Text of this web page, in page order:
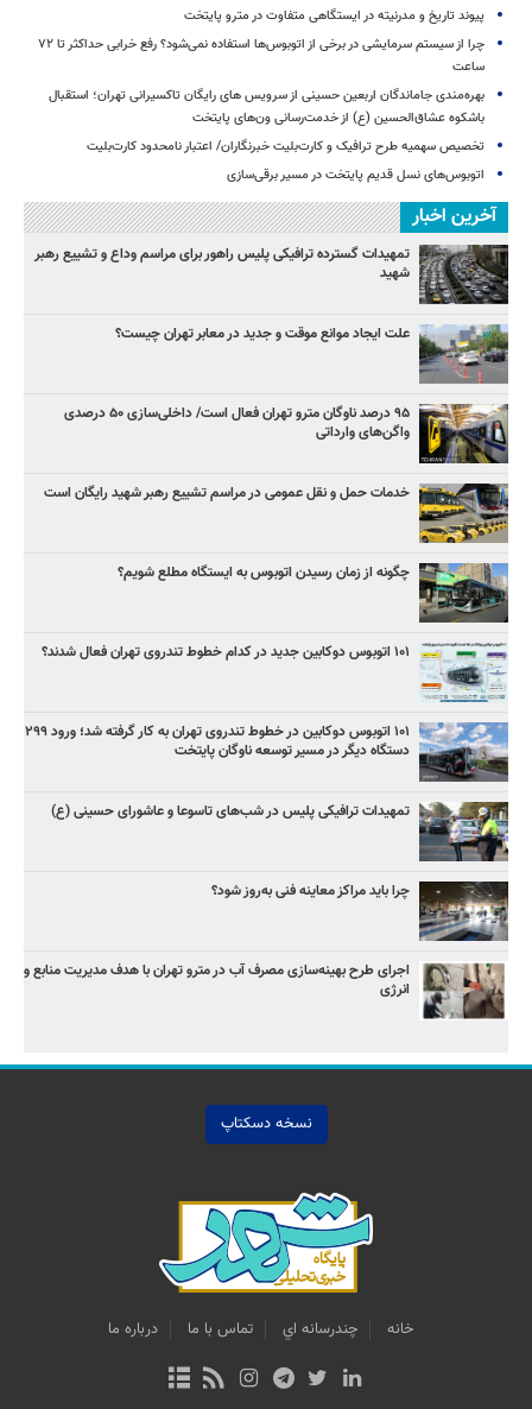
پیوند تاریخ و مدرنیته در ایستگاهی متفاوت در مترو پایتخت
چرا از سیستم سرمایشی در برخی از اتوبوس‌ها استفاده نمی‌شود؟ رفع خرابی حداکثر تا ۷۲
ساعت
بهره‌مندی جاماندگان اربعین حسینی از سرویس‌ های رایگان تاکسیرانی تهران؛ استقبال
باشکوه عشاق‌الحسین (ع) از خدمت‌رسانی ون‌های پایتخت
تخصیص سهمیه طرح ترافیک و کارت‌بلیت خبرنگاران/ اعتبار نامحدود کارت‌بلیت
اتوبوس‌های نسل قدیم پایتخت در مسیر برقی‌سازی
آخرین اخبار
تمهیدات گسترده ترافیکی پلیس راهور برای مراسم وداع و تشییع رهبر
شهید
علت ایجاد موانع موقت و جدید در معابر تهران چیست؟
۹۵ درصد ناوگان مترو تهران فعال است/ داخلی‌سازی ۵۰ درصدی
واگن‌های وارداتی
خدمات حمل و نقل عمومی در مراسم تشییع رهبر شهید رایگان است
چگونه از زمان رسیدن اتوبوس به ایستگاه مطلع شویم؟
۱۰۱ اتوبوس دوکابین جدید در کدام خطوط تندروی تهران فعال شدند؟
۱۰۱ اتوبوس دوکابین در خطوط تندروی تهران به کار گرفته شد؛ ورود ۲۹۹
دستگاه دیگر در مسیر توسعه ناوگان پایتخت
تمهیدات ترافیکی پلیس در شب‌های تاسوعا و عاشورای حسینی (ع)
چرا باید مراکز معاینه فنی به‌روز شود؟
اجرای طرح بهینه‌سازی مصرف آب در مترو تهران با هدف مدیریت منابع و
انرژی
نسخه دسکتاپ
خانه چندرسانه اي تماس با ما درباره ما